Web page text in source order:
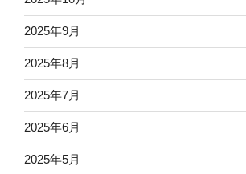
2025年9月
2025年8月
2025年7月
2025年6月
2025年5月